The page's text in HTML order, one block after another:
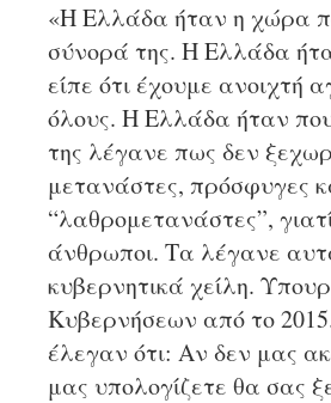
«Η Ελλάδα ήταν η χώρα
σύνορά της. Η Ελλάδα
είπε ότι έχουμε ανοιχτή
όλους. Η Ελλάδα ήταν
της λέγανε πως δεν
μετανάστες, πρόσφυγες
“λαθρομετανάστες”,
άνθρωποι. Τα λέγανε
κυβερνητικά χείλη.
Κυβερνήσεων από το
έλεγαν ότι: Αν δεν μας
μας υπολογίζετε θα σας